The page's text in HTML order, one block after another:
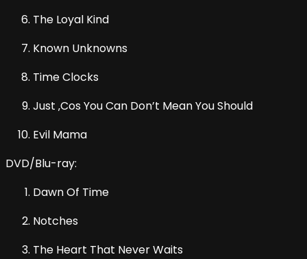
The Loyal Kind
Known Unknowns
Time Clocks
Just ‚Cos You Can Don’t Mean You Should
Evil Mama
DVD/Blu-ray:
Dawn Of Time
Notches
The Heart That Never Waits